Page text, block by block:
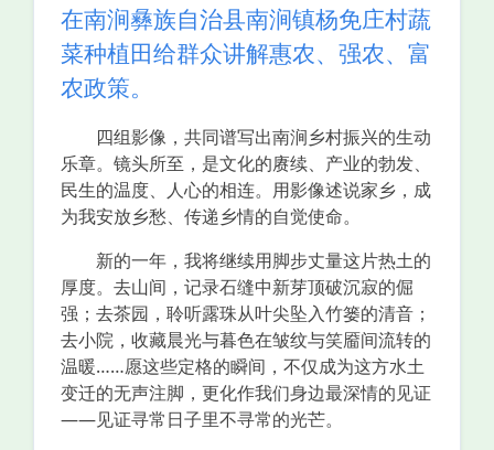
在南涧彝族自治县南涧镇杨免庄村蔬
菜种植田给群众讲解惠农、强农、富
农政策。
四组影像，共同谱写出南涧乡村振兴的生动
乐章。镜头所至，是文化的赓续、产业的勃发、
民生的温度、人心的相连。用影像述说家乡，成
为我安放乡愁、传递乡情的自觉使命。
新的一年，我将继续用脚步丈量这片热土的
厚度。去山间，记录石缝中新芽顶破沉寂的倔
强；去茶园，聆听露珠从叶尖坠入竹篓的清音；
去小院，收藏晨光与暮色在皱纹与笑靥间流转的
温暖……愿这些定格的瞬间，不仅成为这方水土
变迁的无声注脚，更化作我们身边最深情的见证
——见证寻常日子里不寻常的光芒。